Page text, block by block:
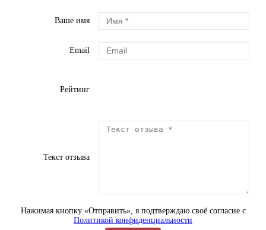
Ваше имя
Email
Рейтинг
Текст отзыва
Нажимая кнопку «Отправить», я подтверждаю своё согласие с
Политикой конфиденциальности